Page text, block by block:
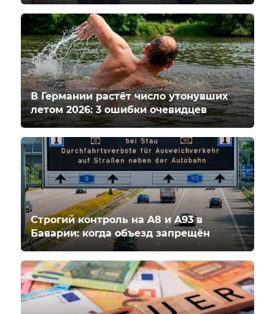
В Германии растёт число утонувших
летом 2026: 3 ошибки очевидцев
Строгий контроль на A8 и A93 в
Баварии: когда объезд запрещён